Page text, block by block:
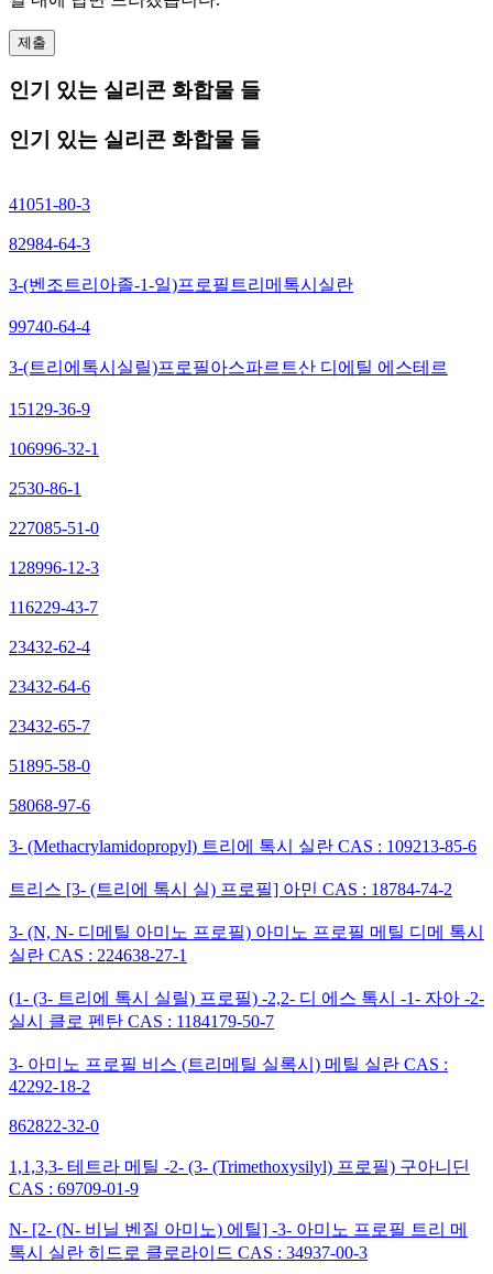
제출
인기 있는 실리콘 화합물 들
인기 있는 실리콘 화합물 들
41051-80-3
82984-64-3
3-(벤조트리아졸-1-일)프로필트리메톡시실란
99740-64-4
3-(트리에톡시실릴)프로필아스파르트산 디에틸 에스테르
15129-36-9
106996-32-1
2530-86-1
227085-51-0
128996-12-3
116229-43-7
23432-62-4
23432-64-6
23432-65-7
51895-58-0
58068-97-6
3- (Methacrylamidopropyl) 트리에 톡시 실란 CAS : 109213-85-6
트리스 [3- (트리에 톡시 실) 프로필] 아민 CAS : 18784-74-2
3- (N, N- 디메틸 아미노 프로필) 아미노 프로필 메틸 디메 톡시
실란 CAS : 224638-27-1
(1- (3- 트리에 톡시 실릴) 프로필) -2,2- 디 에스 톡시 -1- 자아 -2-
실시 클로 펜탄 CAS : 1184179-50-7
3- 아미노 프로필 비스 (트리메틸 실록시) 메틸 실란 CAS :
42292-18-2
862822-32-0
1,1,3,3- 테트라 메틸 -2- (3- (Trimethoxysilyl) 프로필) 구아니딘
CAS : 69709-01-9
N- [2- (N- 비닐 벤질 아미노) 에틸] -3- 아미노 프로필 트리 메
톡시 실란 히드로 클로라이드 CAS : 34937-00-3